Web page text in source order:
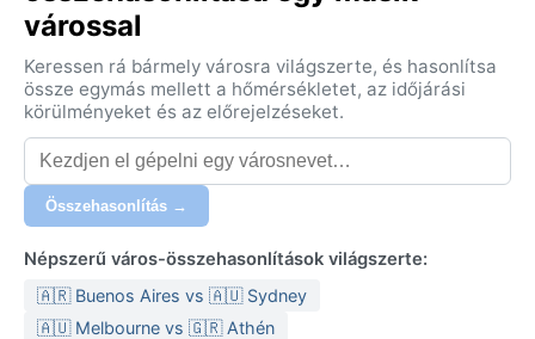
várossal
Keressen rá bármely városra világszerte, és hasonlítsa
össze egymás mellett a hőmérsékletet, az időjárási
körülményeket és az előrejelzéseket.
Összehasonlítás →
Népszerű város-összehasonlítások világszerte:
🇦🇷 Buenos Aires vs 🇦🇺 Sydney
🇦🇺 Melbourne vs 🇬🇷 Athén